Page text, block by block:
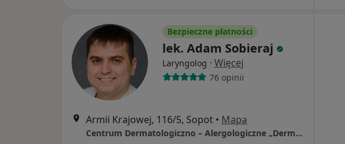
Bezpieczne płatności
lek. Adam Sobieraj
Laryngolog · Więcej
76 opinii
Armii Krajowej, 116/5, Sopot • Mapa
Centrum Dermatologiczno – Alergologiczne „Derm-Al”